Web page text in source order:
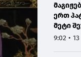
ერთ
მეტი
9:02 •